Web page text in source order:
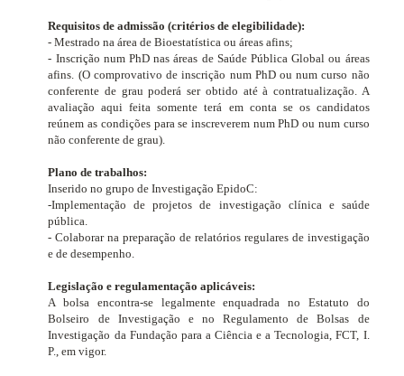
Requisitos de admissão (critérios de elegibilidade):
- Mestrado na área de Bioestatística ou áreas afins;
- Inscrição num PhD nas áreas de Saúde Pública Global ou áreas
afins. (O comprovativo de inscrição num PhD ou num curso não
conferente de grau poderá ser obtido até à contratualização. A
avaliação aqui feita somente terá em conta se os candidatos
reúnem as condições para se inscreverem num PhD ou num curso
não conferente de grau).
Plano de trabalhos:
Inserido no grupo de Investigação EpidoC:
-Implementação de projetos de investigação clínica e saúde
pública.
- Colaborar na preparação de relatórios regulares de investigação
e de desempenho.
Legislação e regulamentação aplicáveis:
A bolsa encontra-se legalmente enquadrada no Estatuto do
Bolseiro de Investigação e no Regulamento de Bolsas de
Investigação da Fundação para a Ciência e a Tecnologia, FCT, I.
P., em vigor.